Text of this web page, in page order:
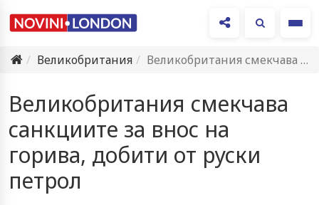
Великобритания
Великобритания смекчава санкциите за внос на горива, добити от руски…
Великобритания смекчава
санкциите за внос на
горива, добити от руски
петрол